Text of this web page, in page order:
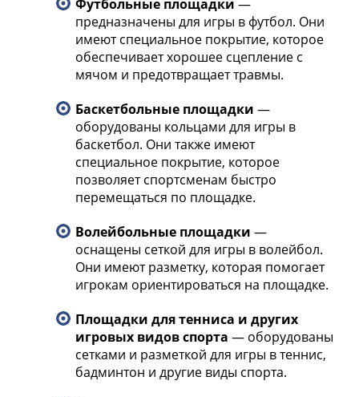
Футбольные площадки —
предназначены для игры в футбол. Они
имеют специальное покрытие, которое
обеспечивает хорошее сцепление с
мячом и предотвращает травмы.
Баскетбольные площадки —
оборудованы кольцами для игры в
баскетбол. Они также имеют
специальное покрытие, которое
позволяет спортсменам быстро
перемещаться по площадке.
Волейбольные площадки —
оснащены сеткой для игры в волейбол.
Они имеют разметку, которая помогает
игрокам ориентироваться на площадке.
Площадки для тенниса и других
игровых видов спорта — оборудованы
сетками и разметкой для игры в теннис,
бадминтон и другие виды спорта.